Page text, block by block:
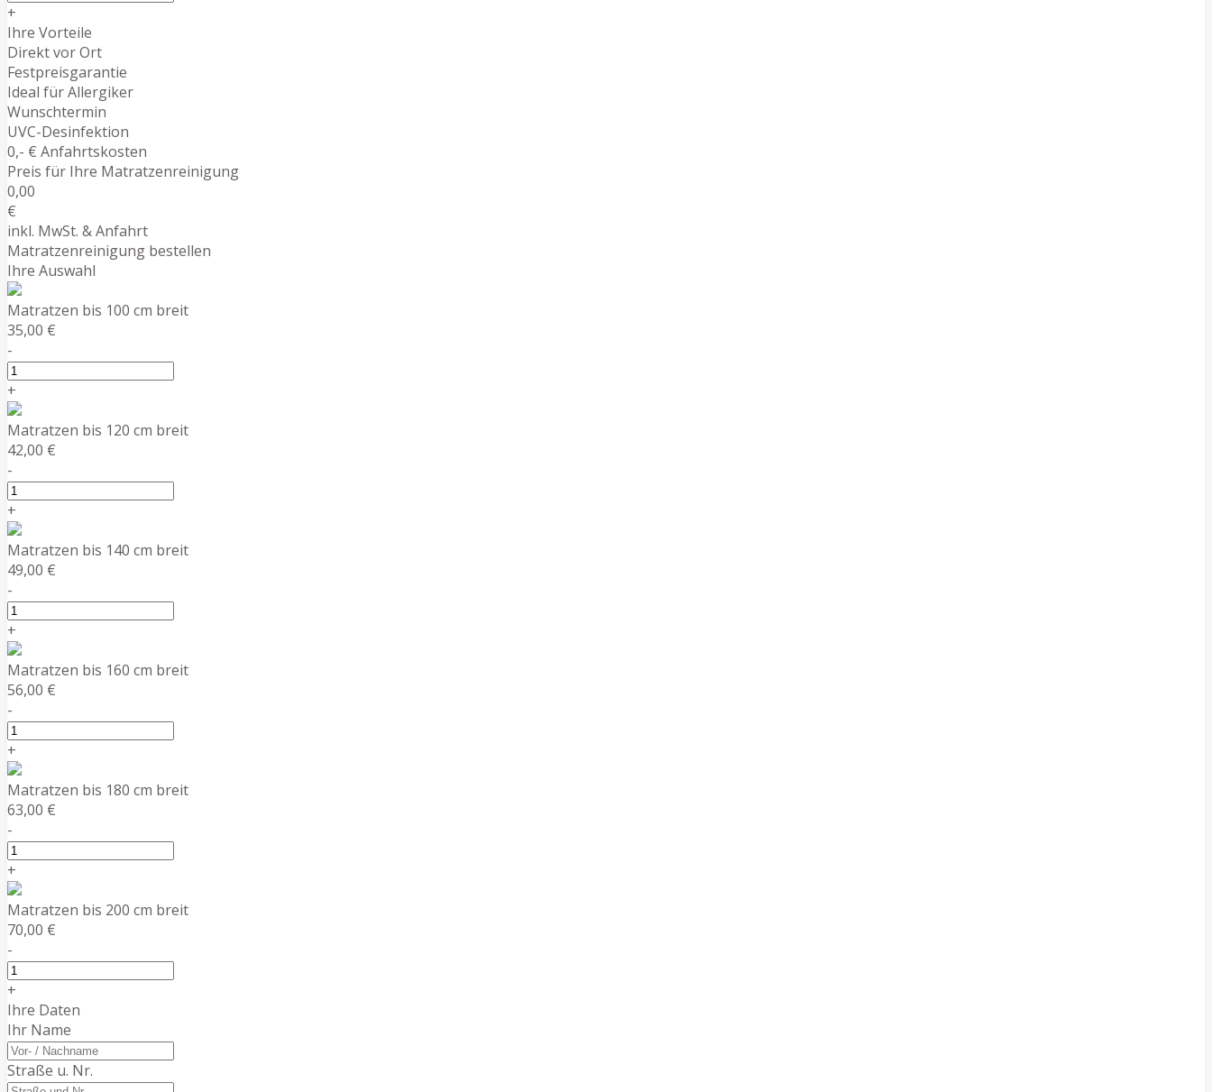
+
Ihre Vorteile
Direkt vor Ort
Festpreisgarantie
Ideal für Allergiker
Wunschtermin
UVC-Desinfektion
0,- € Anfahrtskosten
Preis für Ihre Matratzenreinigung
0,00
€
inkl. MwSt. & Anfahrt
Matratzenreinigung bestellen
Ihre Auswahl
Matratzen bis 100 cm breit
35,00 €
-
+
Matratzen bis 120 cm breit
42,00 €
-
+
Matratzen bis 140 cm breit
49,00 €
-
+
Matratzen bis 160 cm breit
56,00 €
-
+
Matratzen bis 180 cm breit
63,00 €
-
+
Matratzen bis 200 cm breit
70,00 €
-
+
Ihre Daten
Ihr Name
Straße u. Nr.